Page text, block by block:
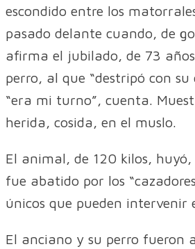
escondido entre los
pasado delante cuando, de
afirma el jubilado, de 73
perro, al que “destripó con
“era mi turno”, cuenta.
herida, cosida, en el muslo.
El animal, de 120 kilos,
fue abatido por los
únicos que pueden intervenir
El anciano y su perro fueron